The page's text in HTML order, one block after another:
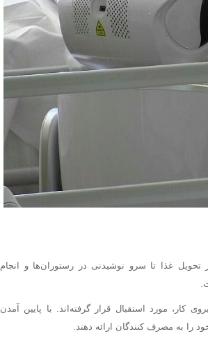
غذا تا سرو نوشیدنی در رستوران‌ها و انجام
مورد استقبال قرار گرفته‌اند. با پایین آمدن
را به مصرف کنندگان ارائه دهند.